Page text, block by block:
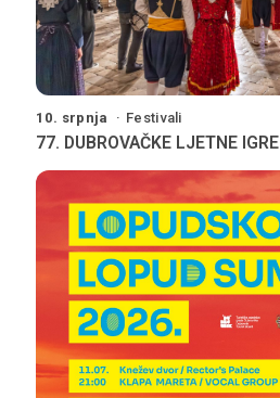
10. srpnja Festivali
77. DUBROVAČKE LJETNE IGRE